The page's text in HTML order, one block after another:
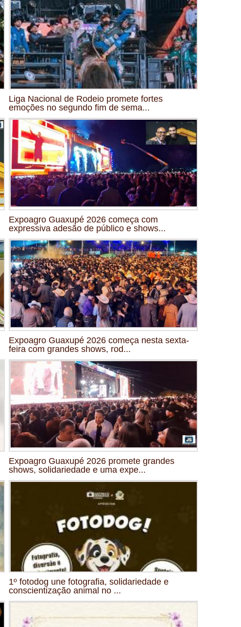
Liga Nacional de Rodeio promete fortes
emoções no segundo fim de sema...
Expoagro Guaxupé 2026 começa com
expressiva adesão de público e shows...
Expoagro Guaxupé 2026 começa nesta sexta-
feira com grandes shows, rod...
Expoagro Guaxupé 2026 promete grandes
shows, solidariedade e uma expe...
1º fotodog une fotografia, solidariedade e
conscientização animal no ...